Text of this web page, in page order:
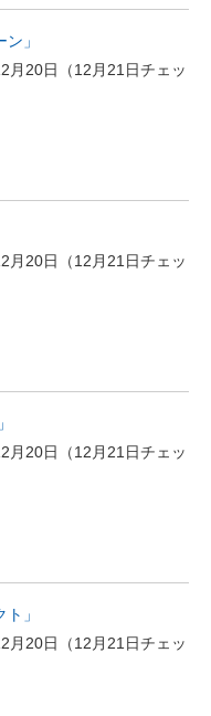
」
月20日（12月21日チェッ
月20日（12月21日チェッ
月20日（12月21日チェッ
」
月20日（12月21日チェッ